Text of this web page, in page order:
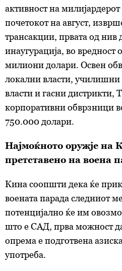
активност на
почетокот на август,
трансакции, првата од нив
инаугурација, во вредност
милиони долари. Освен
локални власти,
власти и гасни дистрикти,
корпоративни обврзници
750.000 долари.
Најмоќното оружје на
претставено на воена
Кина соопшти дека ќе
воената парада следниот
потенцијално ќе им
што е САД, прва можност
опрема е подготвена
употреба.